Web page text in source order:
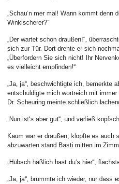
„Schau‘n mer mal! Wann kommt denn
Winklscherer?“
„Der wartet schon draußen!“,
sich zur Tür. Dort drehte er sich
„Überfordern Sie sich nicht! Ihr
es vielleicht empfinden!“
„Ja, ja“, beschwichtigte ich, bemerkte
entschuldigte mich wortreich mit
Dr. Scheuring meinte schließlich
„Nun ist‘s aber gut“, und verließ
Kaum war er draußen, klopfte es auch
abzuwarten stand Basti mitten im
„Hübsch häßlich hast du‘s hier“,
„Ja, ja“, brummte ich wieder, nur dass